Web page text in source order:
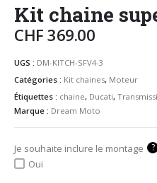
Kit chaine
CHF369.00
UGS : DM-KITCH-SFV4-3
Catégories : Kit chaines, Moteur
Étiquettes : chaine, Ducati,
Marque : Dream Moto
Je souhaite inclure le montage ?
Oui